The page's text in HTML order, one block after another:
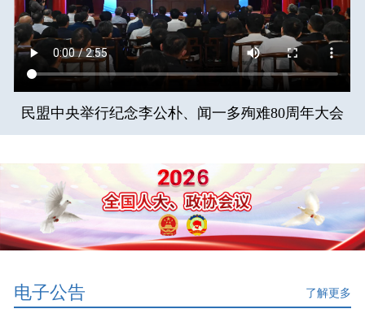
民盟中央举行纪念李公朴、闻一多殉难80周年大会
电子公告 了解更多